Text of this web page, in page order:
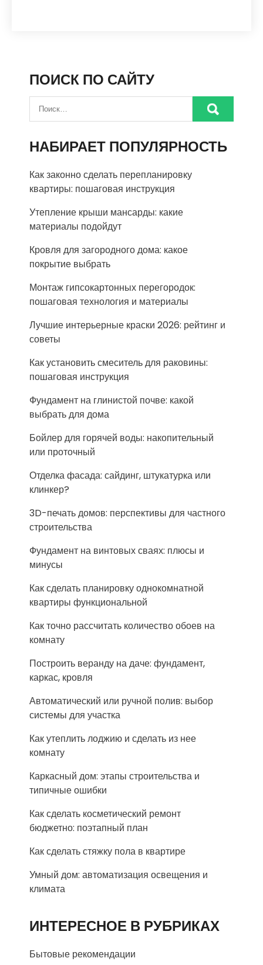
ПОИСК ПО САЙТУ
НАБИРАЕТ ПОПУЛЯРНОСТЬ
Как законно сделать перепланировку
квартиры: пошаговая инструкция
Утепление крыши мансарды: какие
материалы подойдут
Кровля для загородного дома: какое
покрытие выбрать
Монтаж гипсокартонных перегородок:
пошаговая технология и материалы
Лучшие интерьерные краски 2026: рейтинг и
советы
Как установить смеситель для раковины:
пошаговая инструкция
Фундамент на глинистой почве: какой
выбрать для дома
Бойлер для горячей воды: накопительный
или проточный
Отделка фасада: сайдинг, штукатурка или
клинкер?
3D-печать домов: перспективы для частного
строительства
Фундамент на винтовых сваях: плюсы и
минусы
Как сделать планировку однокомнатной
квартиры функциональной
Как точно рассчитать количество обоев на
комнату
Построить веранду на даче: фундамент,
каркас, кровля
Автоматический или ручной полив: выбор
системы для участка
Как утеплить лоджию и сделать из нее
комнату
Каркасный дом: этапы строительства и
типичные ошибки
Как сделать косметический ремонт
бюджетно: поэтапный план
Как сделать стяжку пола в квартире
Умный дом: автоматизация освещения и
климата
ИНТЕРЕСНОЕ В РУБРИКАХ
Бытовые рекомендации